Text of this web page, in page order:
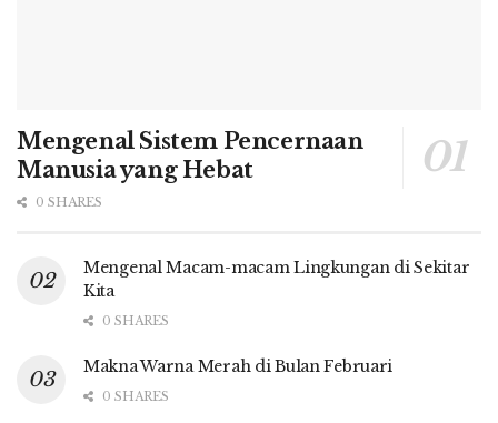
Mengenal Sistem Pencernaan
Manusia yang Hebat
0 SHARES
Mengenal Macam-macam Lingkungan di Sekitar
Kita
0 SHARES
Makna Warna Merah di Bulan Februari
0 SHARES